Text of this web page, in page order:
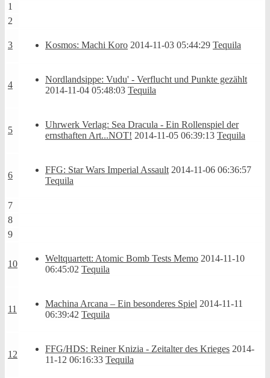
1
2
3 Kosmos: Machi Koro 2014-11-03 05:44:29 Tequila
4
Nordlandsippe: Vudu' - Verflucht und Punkte gezählt
2014-11-04 05:48:03 Tequila
5
Uhrwerk Verlag: Sea Dracula - Ein Rollenspiel der
ernsthaften Art...NOT! 2014-11-05 06:39:13 Tequila
6
FFG: Star Wars Imperial Assault 2014-11-06 06:36:57
Tequila
7
8
9
10
Weltquartett: Atomic Bomb Tests Memo 2014-11-10
06:45:02 Tequila
11
Machina Arcana – Ein besonderes Spiel 2014-11-11
06:39:42 Tequila
12
FFG/HDS: Reiner Knizia - Zeitalter des Krieges 2014-
11-12 06:16:33 Tequila